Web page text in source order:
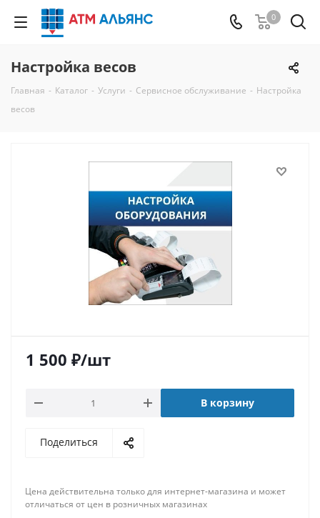
0
Настройка весов
Главная - Каталог - Услуги - Сервисное обслуживание - Настройка
весов
1 500 ₽/шт
В корзину
Поделиться
Цена действительна только для интернет-магазина и может
отличаться от цен в розничных магазинах